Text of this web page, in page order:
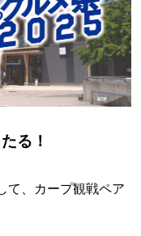
る！
て、カープ観戦ペア